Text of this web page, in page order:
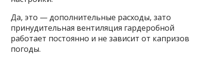
Да, это — дополнительные расходы, зато
принудительная вентиляция гардеробной
работает постоянно и не зависит от капризов
погоды.